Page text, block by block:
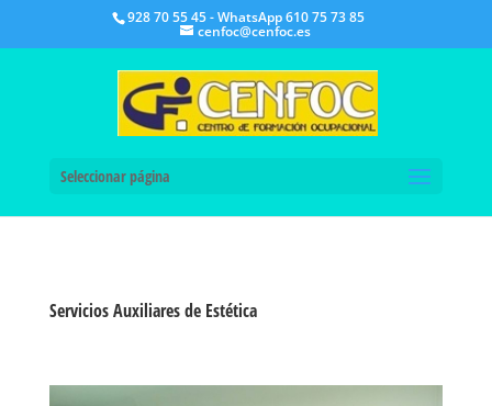
928 70 55 45 - WhatsApp 610 75 73 85
cenfoc@cenfoc.es
Seleccionar página
Servicios Auxiliares de Estética